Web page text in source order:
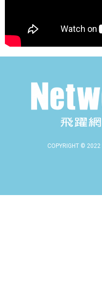
COPYRIGHT © 2022